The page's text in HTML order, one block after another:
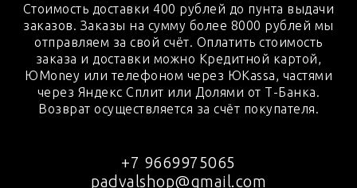
Стоимость доставки 400 рублей до пунта выдачи
заказов. Заказы на сумму более 8000 рублей мы
отправляем за свой счёт. Оплатить стоимость
заказа и доставки можно Кредитной картой,
ЮMoney или телефоном через ЮKassa, частями
через Яндекс Сплит или Долями от Т-Банка.
Возврат осуществляется за счёт покупателя.
+7 9669975065
padvalshop@gmail.com